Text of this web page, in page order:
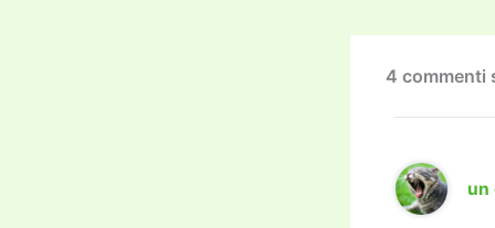
o
k
4 commenti
un